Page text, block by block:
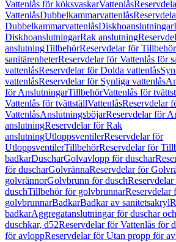
Vattenlås för köksvaskarVattenlås
VattenlåsDubbelkammarvattenlås
DubbelkammarvattenlåsDiskhoanslutningar
DiskhoanslutningarRak anslutning
anslutningTillbehörReservdelar för Tillbehör
sanitärenheterReservdelar för Vattenlås för
vattenlåsReservdelar för Dolda vattenlås
vattenlåsReservdelar för Synliga vattenlås
för AnslutningarTillbehörVattenlås för
Vattenlås för tvättställVattenlåsReservdelar
VattenlåsAnslutningsböjarReservdelar för
anslutningReservdelar för Rak
anslutningUtloppsventilerReservdelar för
UtloppsventilerTillbehörReservdelar för
badkarDuscharGolvavlopp för duschar
för duscharGolvrännaReservdelar för
golvrännorGolvbrunn för dusch
duschTillbehör för golvbrunnarReservdelar
golvbrunnarBadkarBadkar av sanitetsakryl
badkarAggregatanslutningar för duschar
duschkar, d52Reservdelar för Vattenlås för
för avloppReservdelar för Utan propp för